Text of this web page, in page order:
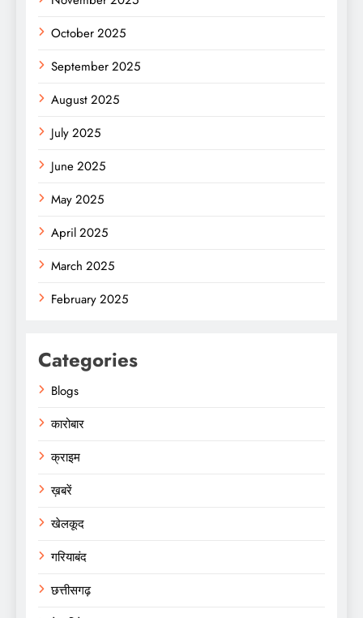
October 2025
September 2025
August 2025
July 2025
June 2025
May 2025
April 2025
March 2025
February 2025
Categories
Blogs
कारोबार
क्राइम
ख़बरें
खेलकूद
गरियाबंद
छत्तीसगढ़